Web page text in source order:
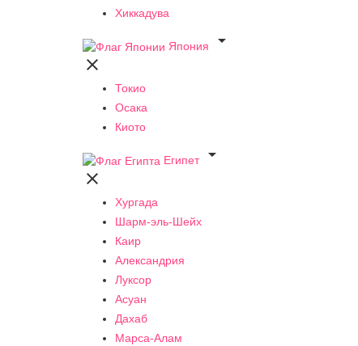
Хиккадува
Япония


Токио
Осака
Киото
Египет


Хургада
Шарм-эль-Шейх
Каир
Александрия
Луксор
Асуан
Дахаб
Марса-Алам